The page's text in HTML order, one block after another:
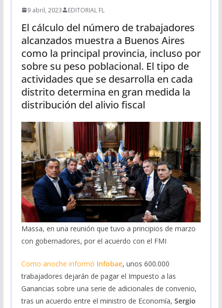
9 abril, 2023 EDITORIAL FL
El cálculo del número de trabajadores
alcanzados muestra a Buenos Aires
como la principal provincia, incluso por
sobre su peso poblacional. El tipo de
actividades que se desarrolla en cada
distrito determina en gran medida la
distribución del alivio fiscal
Massa, en una reunión que tuvo a principios de marzo
con gobernadores, por el acuerdo con el FMI
Como anoche informó Infobae, unos 600.000
trabajadores dejarán de pagar el Impuesto a las
Ganancias sobre una serie de adicionales de convenio,
tras un acuerdo entre el ministro de Economía, Sergio